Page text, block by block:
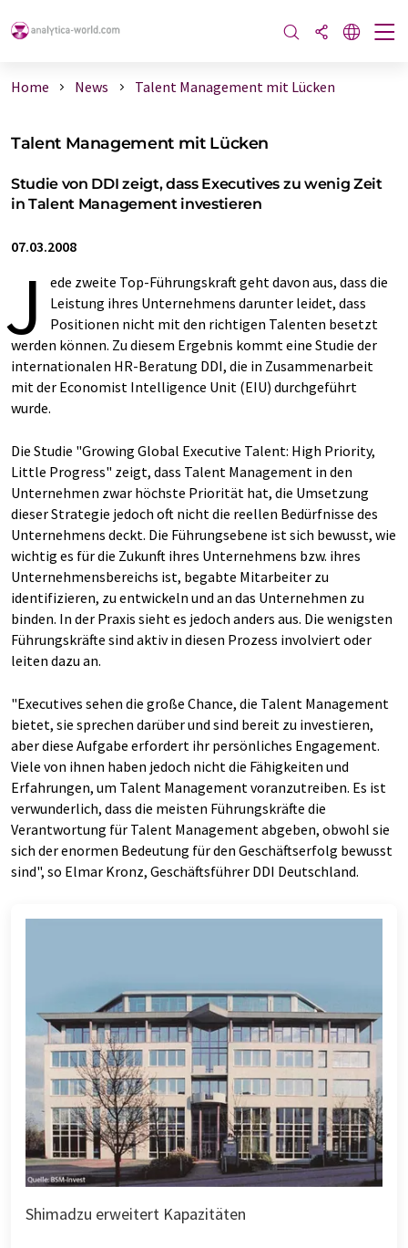
Home News Talent Management mit Lücken
Talent Management mit Lücken
Studie von DDI zeigt, dass Executives zu wenig Zeit
in Talent Management investieren
07.03.2008
J
ede zweite Top-Führungskraft geht davon aus, dass die
Leistung ihres Unternehmens darunter leidet, dass
Positionen nicht mit den richtigen Talenten besetzt
werden können. Zu diesem Ergebnis kommt eine Studie der
internationalen HR-Beratung DDI, die in Zusammenarbeit
mit der Economist Intelligence Unit (EIU) durchgeführt
wurde.
Die Studie "Growing Global Executive Talent: High Priority,
Little Progress" zeigt, dass Talent Management in den
Unternehmen zwar höchste Priorität hat, die Umsetzung
dieser Strategie jedoch oft nicht die reellen Bedürfnisse des
Unternehmens deckt. Die Führungsebene ist sich bewusst, wie
wichtig es für die Zukunft ihres Unternehmens bzw. ihres
Unternehmensbereichs ist, begabte Mitarbeiter zu
identifizieren, zu entwickeln und an das Unternehmen zu
binden. In der Praxis sieht es jedoch anders aus. Die wenigsten
Führungskräfte sind aktiv in diesen Prozess involviert oder
leiten dazu an.
"Executives sehen die große Chance, die Talent Management
bietet, sie sprechen darüber und sind bereit zu investieren,
aber diese Aufgabe erfordert ihr persönliches Engagement.
Viele von ihnen haben jedoch nicht die Fähigkeiten und
Erfahrungen, um Talent Management voranzutreiben. Es ist
verwunderlich, dass die meisten Führungskräfte die
Verantwortung für Talent Management abgeben, obwohl sie
sich der enormen Bedeutung für den Geschäftserfolg bewusst
sind", so Elmar Kronz, Geschäftsführer DDI Deutschland.
Shimadzu erweitert Kapazitäten